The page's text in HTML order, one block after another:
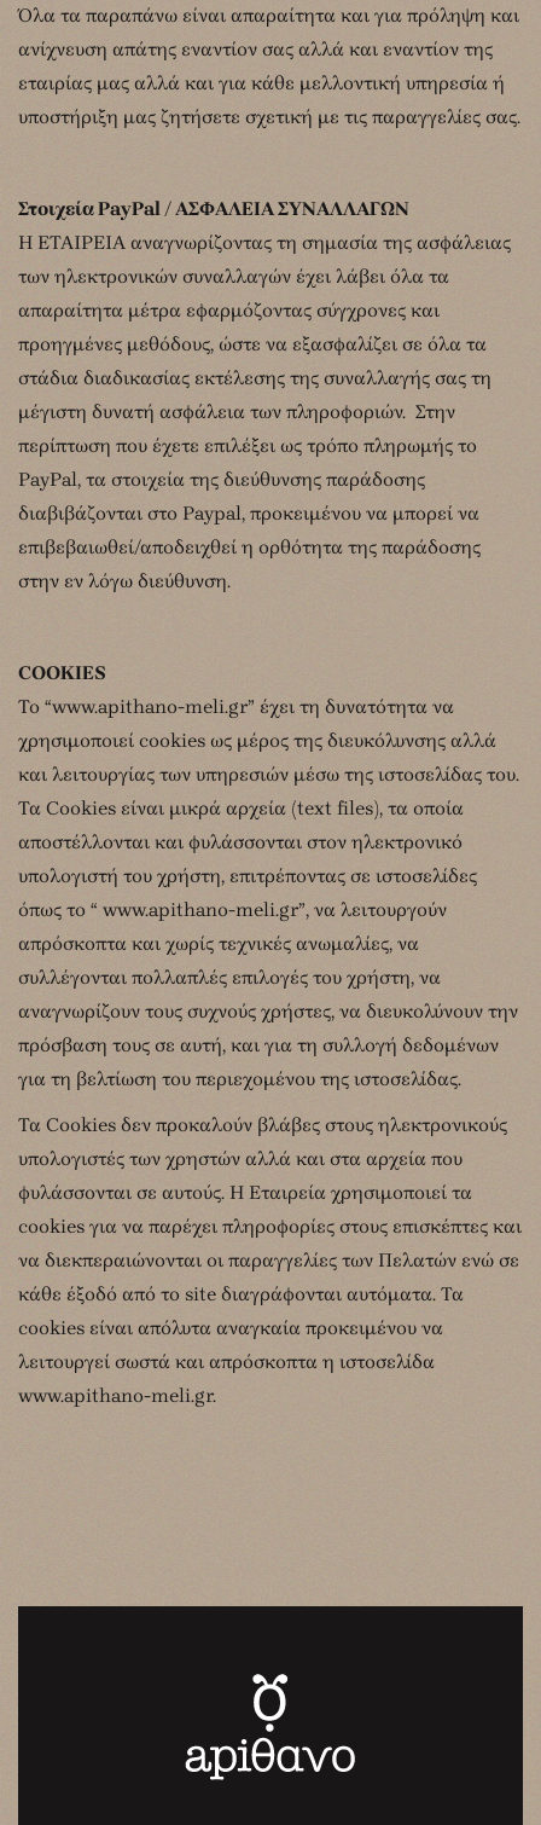
Όλα τα παραπάνω είναι απαραίτητα και για πρόληψη και
ανίχνευση απάτης εναντίον σας αλλά και εναντίον της
εταιρίας μας αλλά και για κάθε μελλοντική υπηρεσία ή
υποστήριξη μας ζητήσετε σχετική με τις παραγγελίες σας.
Στοιχεία PayPal / ΑΣΦΑΛΕΙΑ ΣΥΝΑΛΛΑΓΩΝ
Η ΕΤΑΙΡΕΙΑ αναγνωρίζοντας τη σημασία της ασφάλειας
των ηλεκτρονικών συναλλαγών έχει λάβει όλα τα
απαραίτητα μέτρα εφαρμόζοντας σύγχρονες και
προηγμένες μεθόδους, ώστε να εξασφαλίζει σε όλα τα
στάδια διαδικασίας εκτέλεσης της συναλλαγής σας τη
μέγιστη δυνατή ασφάλεια των πληροφοριών. Στην
περίπτωση που έχετε επιλέξει ως τρόπο πληρωμής το
PayPal, τα στοιχεία της διεύθυνσης παράδοσης
διαβιβάζονται στο Paypal, προκειμένου να μπορεί να
επιβεβαιωθεί/αποδειχθεί η ορθότητα της παράδοσης
στην εν λόγω διεύθυνση.
COOKIES
Το “www.apithano-meli.gr” έχει τη δυνατότητα να
χρησιμοποιεί cookies ως μέρος της διευκόλυνσης αλλά
και λειτουργίας των υπηρεσιών μέσω της ιστοσελίδας του.
Τα Cookies είναι μικρά αρχεία (text files), τα οποία
αποστέλλονται και φυλάσσονται στον ηλεκτρονικό
υπολογιστή του χρήστη, επιτρέποντας σε ιστοσελίδες
όπως το “ www.apithano-meli.gr”, να λειτουργούν
απρόσκοπτα και χωρίς τεχνικές ανωμαλίες, να
συλλέγονται πολλαπλές επιλογές του χρήστη, να
αναγνωρίζουν τους συχνούς χρήστες, να διευκολύνουν την
πρόσβαση τους σε αυτή, και για τη συλλογή δεδομένων
για τη βελτίωση του περιεχομένου της ιστοσελίδας.
Τα Cookies δεν προκαλούν βλάβες στους ηλεκτρονικούς
υπολογιστές των χρηστών αλλά και στα αρχεία που
φυλάσσονται σε αυτούς. Η Εταιρεία χρησιμοποιεί τα
cookies για να παρέχει πληροφορίες στους επισκέπτες και
να διεκπεραιώνονται οι παραγγελίες των Πελατών ενώ σε
κάθε έξοδό από το site διαγράφονται αυτόματα. Τα
cookies είναι απόλυτα αναγκαία προκειμένου να
λειτουργεί σωστά και απρόσκοπτα η ιστοσελίδα
www.apithano-meli.gr.